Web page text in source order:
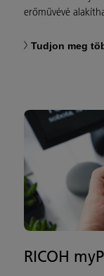
erőművévé
Tudjon meg
RICOH